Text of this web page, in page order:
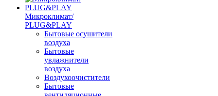
Микроклимат/
PLUG&PLAY
Бытовые осушители
воздуха
Бытовые
увлажнители
воздуха
Воздухоочистители
Бытовые